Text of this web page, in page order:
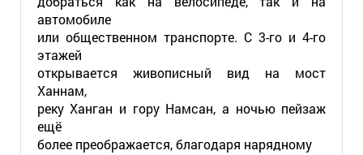
автомобиле
или общественном транспорте. С 3-го и 4-го
этажей
открывается живописный вид на мост
Ханнам,
реку Ханган и гору Намсан, а ночью пейзаж
ещё
более преображается, благодаря нарядному